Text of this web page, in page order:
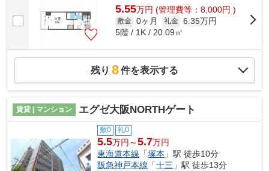
5.55万円 (管理費等：8,000円 )
敷金 0ヶ月 礼金 6.35万円
5階 / 1K / 20.09㎡
残り 8件を表示する
賃貸 | マンション エグゼ大阪NORTHゲート
敷0 礼0
5.5万円～5.7万円
東海道本線 「塚本 」駅 徒歩10分
阪急神戸本線 「十三 」駅 徒歩13分